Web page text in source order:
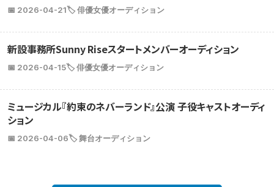
📅 2026-04-21🏷️ 俳優女優オーディション
新設事務所Sunny Riseスタートメンバーオーディション
📅 2026-04-15🏷️ 俳優女優オーディション
ミュージカル『約束のネバーランド』公演 子役キャストオーディ
ション
📅 2026-04-06🏷️ 舞台オーディション